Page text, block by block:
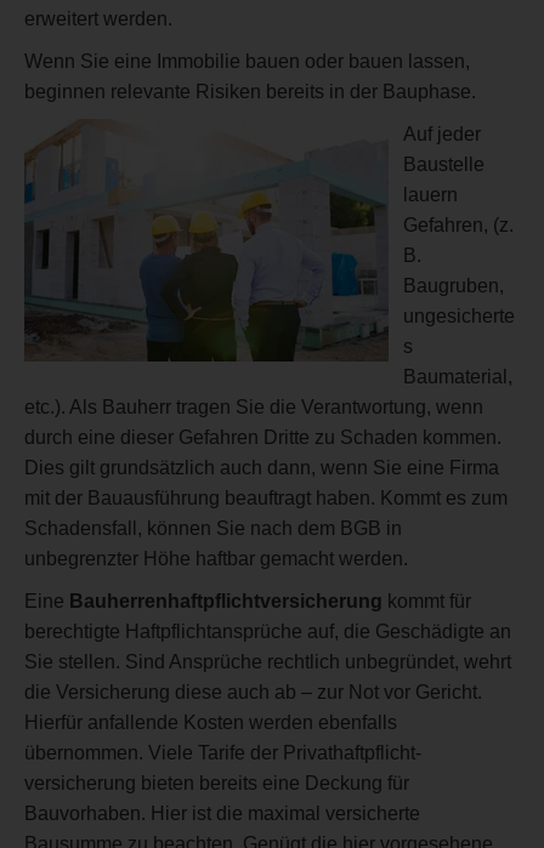
erweitert werden.
Wenn Sie eine Immobilie bauen oder bauen lassen,
beginnen relevante Risiken bereits in der Bauphase.
Auf jeder
Baustelle
lauern
Gefahren, (z.
B.
Baugruben,
ungesicherte
s
Baumaterial,
etc.). Als Bauherr tragen Sie die Verantwortung, wenn
durch eine dieser Gefahren Dritte zu Schaden kommen.
Dies gilt grundsätzlich auch dann, wenn Sie eine Firma
mit der Bauausführung beauftragt haben. Kommt es zum
Schadensfall, können Sie nach dem BGB in
unbegrenzter Höhe haftbar gemacht werden.
Eine Bauherrenhaftpflichtversicherung kommt für
berechtigte Haftpflichtansprüche auf, die Geschädigte an
Sie stellen. Sind Ansprüche rechtlich unbegründet, wehrt
die Versicherung diese auch ab – zur Not vor Gericht.
Hierfür anfallende Kosten werden ebenfalls
übernommen. Viele Tarife der Privathaftpflicht-
versicherung bieten bereits eine Deckung für
Bauvorhaben. Hier ist die maximal versicherte
Bausumme zu beachten. Genügt die hier vorgesehene